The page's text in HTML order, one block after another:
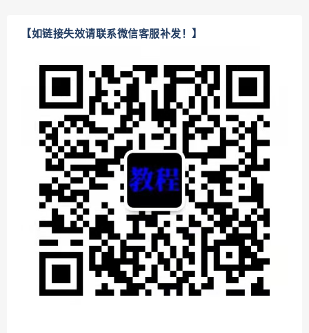
【如链接失效请联系微信客服补发！】